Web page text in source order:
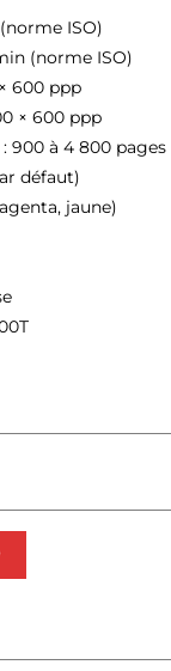
ISO)
(norme ISO)
600 ppp
× 600 ppp
900 à 4 800 pages
défaut)
jaune)